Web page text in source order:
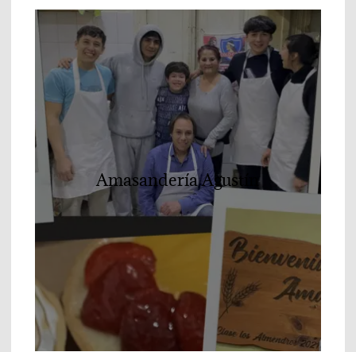
Amasandería Agustín